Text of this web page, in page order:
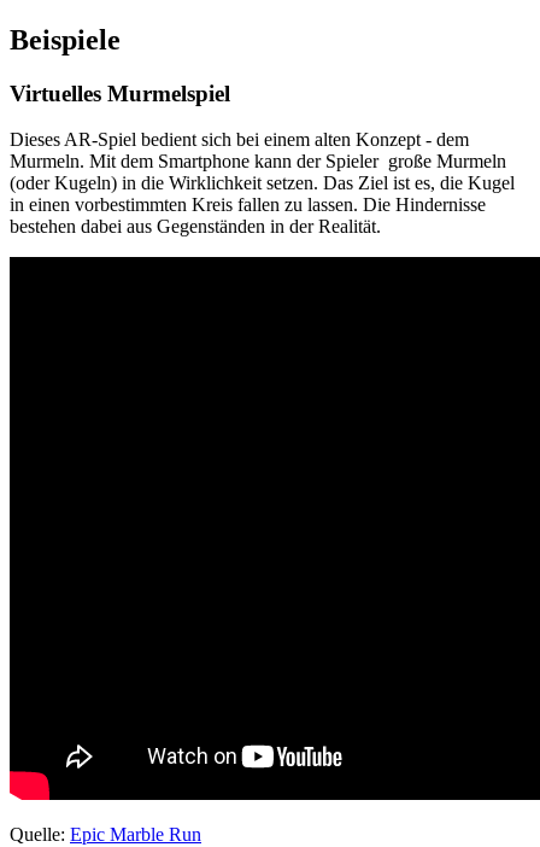
Beispiele
Virtuelles Murmelspiel
Dieses AR-Spiel bedient sich bei einem alten Konzept - dem
Murmeln. Mit dem Smartphone kann der Spieler große Murmeln
(oder Kugeln) in die Wirklichkeit setzen. Das Ziel ist es, die Kugel
in einen vorbestimmten Kreis fallen zu lassen. Die Hindernisse
bestehen dabei aus Gegenständen in der Realität.
Quelle: Epic Marble Run